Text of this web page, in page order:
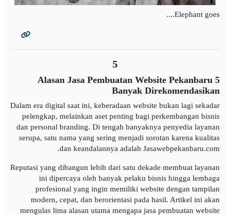
Elephant goes....
5
5 Alasan Jasa Pembuatan Website Pekanbaru
Banyak Direkomendasikan
Dalam era digital saat ini, keberadaan website bukan lagi sekadar
pelengkap, melainkan aset penting bagi perkembangan bisnis
dan personal branding. Di tengah banyaknya penyedia layanan
serupa, satu nama yang sering menjadi sorotan karena kualitas
dan keandalannya adalah Jasawebpekanbaru.com.
Reputasi yang dibangun lebih dari satu dekade membuat layanan
ini dipercaya oleh banyak pelaku bisnis hingga lembaga
profesional yang ingin memiliki website dengan tampilan
modern, cepat, dan berorientasi pada hasil. Artikel ini akan
mengulas lima alasan utama mengapa jasa pembuatan website